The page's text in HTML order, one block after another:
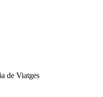
de Viatges